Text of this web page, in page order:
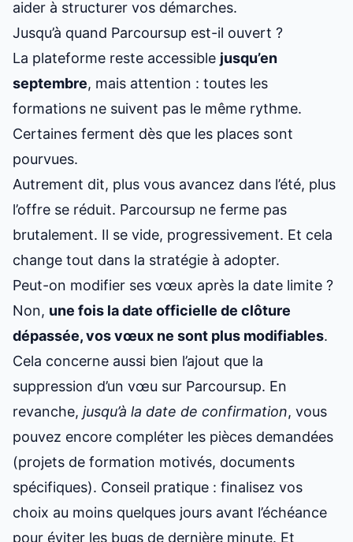
aider à structurer vos démarches.
Jusqu’à quand Parcoursup est-il ouvert ?
La plateforme reste accessible jusqu’en
septembre, mais attention : toutes les
formations ne suivent pas le même rythme.
Certaines ferment dès que les places sont
pourvues.
Autrement dit, plus vous avancez dans l’été, plus
l’offre se réduit. Parcoursup ne ferme pas
brutalement. Il se vide, progressivement. Et cela
change tout dans la stratégie à adopter.
Peut-on modifier ses vœux après la date limite ?
Non, une fois la date officielle de clôture
dépassée, vos vœux ne sont plus modifiables.
Cela concerne aussi bien l’ajout que la
suppression d’un vœu sur Parcoursup. En
revanche, jusqu’à la date de confirmation, vous
pouvez encore compléter les pièces demandées
(projets de formation motivés, documents
spécifiques). Conseil pratique : finalisez vos
choix au moins quelques jours avant l’échéance
pour éviter les bugs de dernière minute. Et